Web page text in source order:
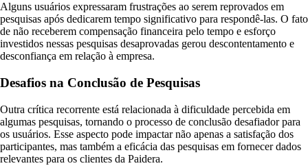
Alguns usuários expressaram frustrações ao serem reprovados em
pesquisas após dedicarem tempo significativo para respondê-las. O fato
de não receberem compensação financeira pelo tempo e esforço
investidos nessas pesquisas desaprovadas gerou descontentamento e
desconfiança em relação à empresa.
Desafios na Conclusão de Pesquisas
Outra crítica recorrente está relacionada à dificuldade percebida em
algumas pesquisas, tornando o processo de conclusão desafiador para
os usuários. Esse aspecto pode impactar não apenas a satisfação dos
participantes, mas também a eficácia das pesquisas em fornecer dados
relevantes para os clientes da Paidera.